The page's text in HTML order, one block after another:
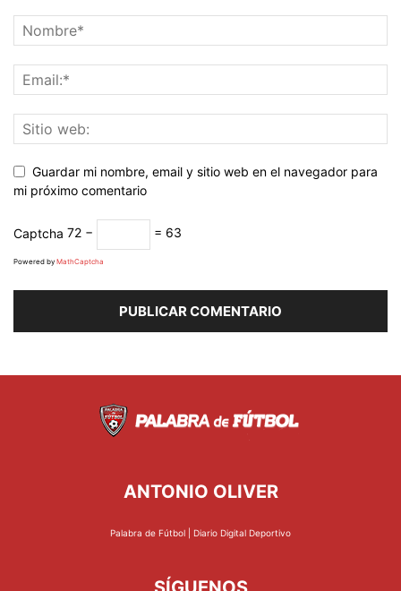
Guardar mi nombre, email y sitio web en el navegador para
mi próximo comentario
Captcha 72 − = 63
Powered by MathCaptcha
ANTONIO OLIVER
Palabra de Fútbol | Diario Digital Deportivo